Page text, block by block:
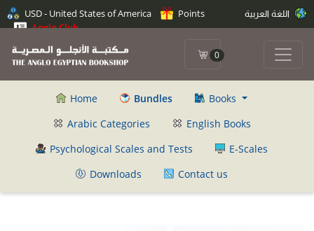
USD - United States of America
Points
Anglo Club
0
Home Bundles
Books
Arabic Categories
English Books
Psychological Scales and Tests
E-Scales
Downloads
Contact us